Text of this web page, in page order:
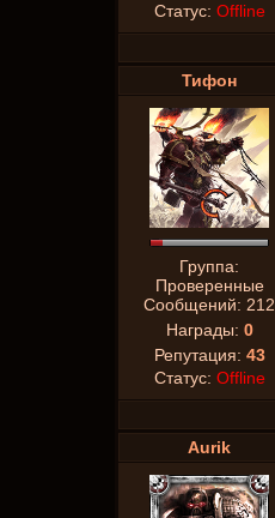
Статус: Offline
Тифон
Группа:
Проверенные
Сообщений: 212
Награды: 0
Репутация: 43
Статус: Offline
Aurik